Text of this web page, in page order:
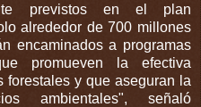
previstos en el plan
alrededor de 700 millones
encaminados a programas
promueven la efectiva
forestales y que aseguran la
ambientales", señaló